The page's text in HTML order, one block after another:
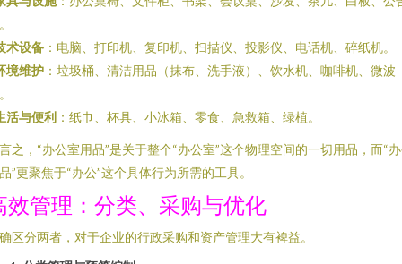
术设备 ：电脑、打印机、复印机、扫描仪、投影仪、电话机、碎纸机。
境维护 ：垃圾桶、清洁用品（抹布、洗手液）、饮水机、咖啡机、微波
活与便利 ：纸巾、杯具、小冰箱、零食、急救箱、绿植。
之，“办公室用品”是关于整个“办公室”这个物理空间的一切用品，而“
”更聚焦于“办公”这个具体行为所需的工具。
效管理：分类、采购与优化
区分两者，对于企业的行政采购和资产管理大有裨益。